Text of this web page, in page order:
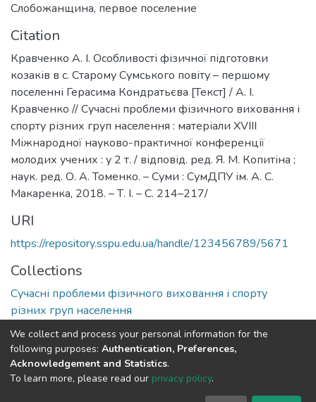
Слобожанщина, первое поселение
Citation
Кравченко А. І. Особливості фізичної підготовки
козаків в с. Старому Сумського повіту – першому
поселенні Герасима Кондратьєва [Текст] / А. І.
Кравченко // Сучасні проблеми фізичного виховання і
спорту різних груп населення : матеріали XVIII
Міжнародної науково-практичної конференції
молодих учених : у 2 т. / відповід. ред. Я. М. Копитіна ;
наук. ред. О. А. Томенко. – Суми : СумДПУ ім. А. С.
Макаренка, 2018. – Т. І. – C. 214–217/
URI
https://repository.sspu.edu.ua/handle/123456789/5671
Collections
Сучасні проблеми фізичного виховання і спорту
різних груп населення
Full item page Google Scholar
DSpace software and SSPU named after A.S. Makarenko
We collect and process your personal information for the
following purposes: Authentication, Preferences,
Acknowledgement and Statistics.
To learn more, please read our privacy policy.